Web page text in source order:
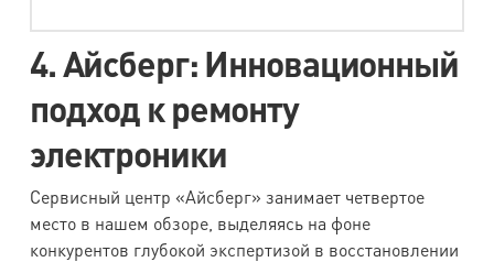
4. Айсберг: Инновационный
подход к ремонту
электроники
Сервисный центр «Айсберг» занимает четвертое
место в нашем обзоре, выделяясь на фоне
конкурентов глубокой экспертизой в восстановлении